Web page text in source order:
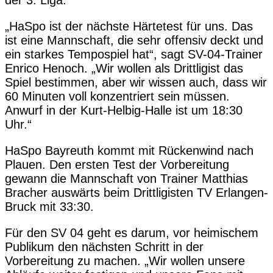
„HaSpo ist der nächste Härtetest für uns. Das
ist eine Mannschaft, die sehr offensiv deckt und
ein starkes Tempospiel hat“, sagt SV-04-Trainer
Enrico Henoch. „Wir wollen als Drittligist das
Spiel bestimmen, aber wir wissen auch, dass wir
60 Minuten voll konzentriert sein müssen.
Anwurf in der Kurt-Helbig-Halle ist um 18:30
Uhr.“
HaSpo Bayreuth kommt mit Rückenwind nach
Plauen. Den ersten Test der Vorbereitung
gewann die Mannschaft von Trainer Matthias
Bracher auswärts beim Drittligisten TV Erlangen-
Bruck mit 33:30.
Für den SV 04 geht es darum, vor heimischem
Publikum den nächsten Schritt in der
Vorbereitung zu machen. „Wir wollen unsere